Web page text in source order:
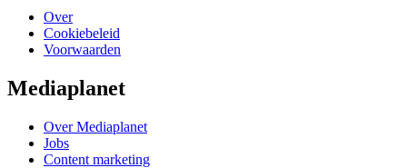
Over
Cookiebeleid
Voorwaarden
Mediaplanet
Over Mediaplanet
Jobs
Content marketing